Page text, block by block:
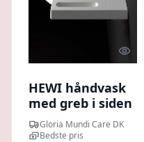
HEWI håndvask
med greb i siden
Gloria Mundi Care DK
Bedste pris